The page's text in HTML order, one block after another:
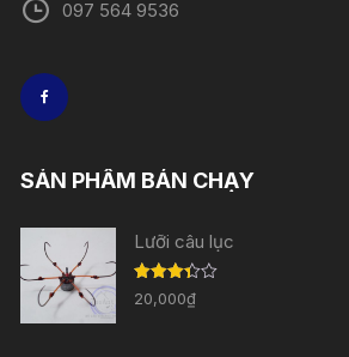
097 564 9536
SẢN PHẨM BÁN CHẠY
Lưỡi câu lục
Được
xếp
20,000₫